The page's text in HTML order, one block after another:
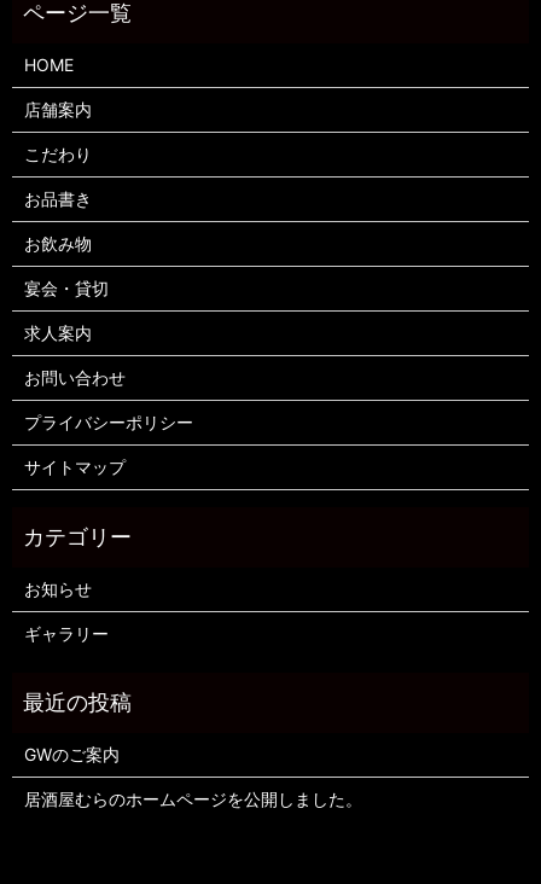
HOME
店舗案内
こだわり
お品書き
お飲み物
宴会・貸切
求人案内
お問い合わせ
プライバシーポリシー
サイトマップ
お知らせ
ギャラリー
GWのご案内
居酒屋むらのホームページを公開しました。